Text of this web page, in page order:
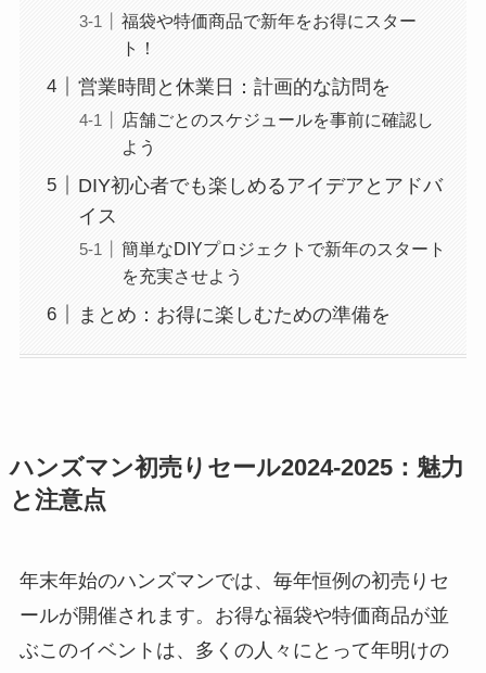
福袋や特価商品で新年をお得にスター
ト！
営業時間と休業日：計画的な訪問を
店舗ごとのスケジュールを事前に確認し
よう
DIY初心者でも楽しめるアイデアとアドバ
イス
簡単なDIYプロジェクトで新年のスタート
を充実させよう
まとめ：お得に楽しむための準備を
ハンズマン初売りセール2024-2025：魅力
と注意点
年末年始のハンズマンでは、毎年恒例の初売りセ
ールが開催されます。お得な福袋や特価商品が並
ぶこのイベントは、多くの人々にとって年明けの